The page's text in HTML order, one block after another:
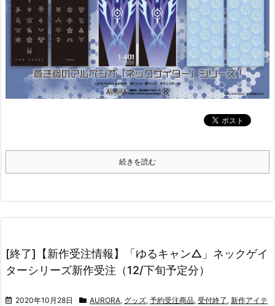
続きを読む
[終了]【新作受注情報】「ゆるキャン△」ネックゲイ
ターシリーズ新作受注（12/下旬予定分）
2020年10月28日 AURORA, グッズ, 予約受注商品, 受付終了 , 新作アイテ